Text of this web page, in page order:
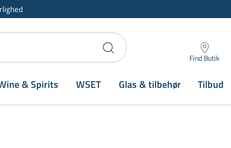
Find Butik
& Spirits WSET Glas & tilbehør Tilbud